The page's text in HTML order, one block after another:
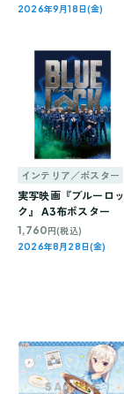
2026年9月18日(金)
インテリア／ポスター
実写映画『ブルーロッ
ク』 A3布ポスター
1,760円(税込)
2026年8月28日(金)